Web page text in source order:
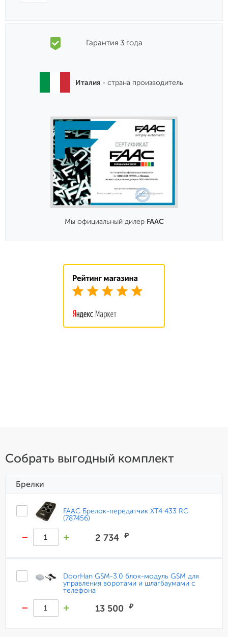
Гарантия 3 года
Италия - страна производитель
Мы официальный дилер FAAC
Собрать выгодный комплект
Брелки
FAAC Брелок-передатчик XT4 433 RC
(787456)
2 734 ₽
DoorHan GSM-3.0 блок-модуль GSM для
управления воротами и шлагбаумами с
телефона
13 500 ₽